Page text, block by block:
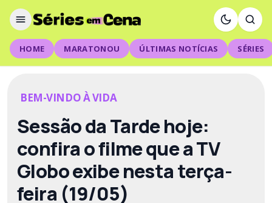
HOME MARATONOU ÚLTIMAS NOTÍCIAS SÉRIES
BEM-VINDO À VIDA
Sessão da Tarde hoje:
confira o filme que a TV
Globo exibe nesta terça-
feira (19/05)